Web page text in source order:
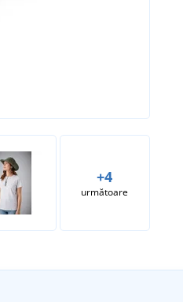
+4
următoare